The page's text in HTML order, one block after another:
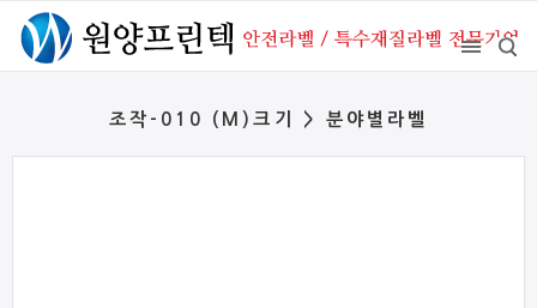
조작-010 (M)크기 > 분야별라벨